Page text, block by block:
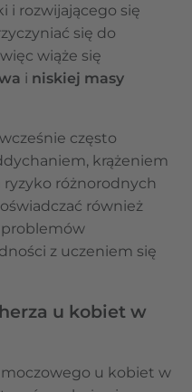
i rozwijającego się
się do
wiąże się
i niskiej masy
często
krążeniem
ryzyko różnorodnych
również
z uczeniem się
u kobiet w
u kobiet w